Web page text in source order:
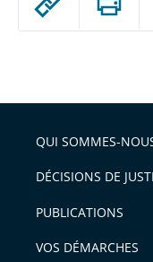
arriver
après
l'article
pour
avant
QUI SOMMES-
DÉCISIONS DE
PUBLICATIONS
VOS DÉMARCHES